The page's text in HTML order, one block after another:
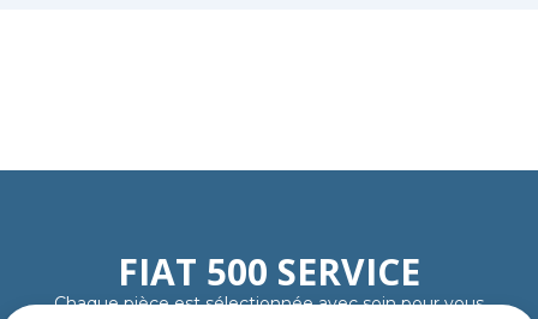
FIAT 500 SERVICE
Chaque pièce est sélectionnée avec soin pour vous